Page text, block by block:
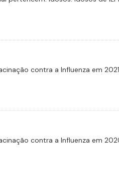
contra a Influenza em
contra a Influenza em